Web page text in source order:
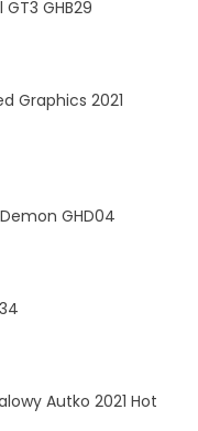
GHB29
Graphics 2021
GHD04
Autko 2021 Hot